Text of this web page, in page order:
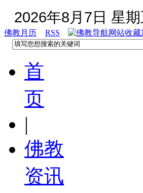
2026年8月7日 星期
佛教月历 RSS
首
页
|
佛教
资讯